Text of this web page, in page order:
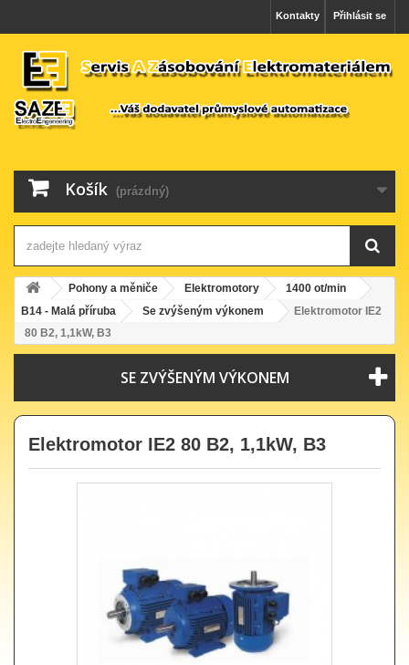
Přihlásit se
Kontakty
Košík (prázdný)
Pohony a měniče Elektromotory
1400 ot/min
B14 - Malá příruba
Se zvýšeným výkonem
Elektromotor IE2
80 B2, 1,1kW, B3
SE ZVÝŠENÝM VÝKONEM
Elektromotor IE2 80 B2, 1,1kW, B3